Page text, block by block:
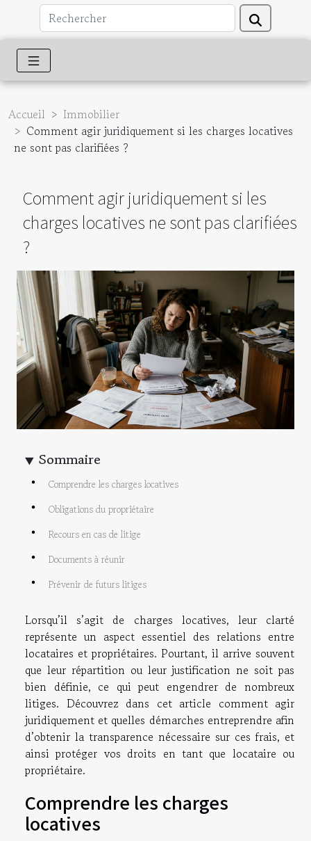
Accueil
Immobilier
Comment agir juridiquement si les charges locatives
ne sont pas clarifiées ?
Comment agir juridiquement si les
charges locatives ne sont pas clarifiées
?
Sommaire
Comprendre les charges locatives
Obligations du propriétaire
Recours en cas de litige
Documents à réunir
Prévenir de futurs litiges
Lorsqu’il s’agit de charges locatives, leur clarté
représente un aspect essentiel des relations entre
locataires et propriétaires. Pourtant, il arrive souvent
que leur répartition ou leur justification ne soit pas
bien définie, ce qui peut engendrer de nombreux
litiges. Découvrez dans cet article comment agir
juridiquement et quelles démarches entreprendre afin
d’obtenir la transparence nécessaire sur ces frais, et
ainsi protéger vos droits en tant que locataire ou
propriétaire.
Comprendre les charges
locatives